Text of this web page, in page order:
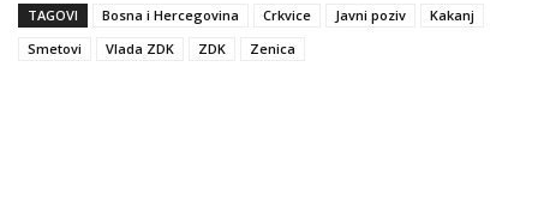
TAGOVI Bosna i Hercegovina Crkvice Javni poziv
Kakanj
Smetovi
Vlada ZDK ZDK Zenica